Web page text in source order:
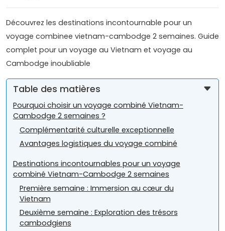
Découvrez les destinations incontournable pour un
voyage combinee vietnam-cambodge 2 semaines. Guide
complet pour un voyage au Vietnam et voyage au
Cambodge inoubliable
Table des matières
Pourquoi choisir un voyage combiné Vietnam-
Cambodge 2 semaines ?
Complémentarité culturelle exceptionnelle
Avantages logistiques du voyage combiné
Destinations incontournables pour un voyage
combiné Vietnam-Cambodge 2 semaines
Première semaine : Immersion au cœur du
Vietnam
Deuxième semaine : Exploration des trésors
cambodgiens